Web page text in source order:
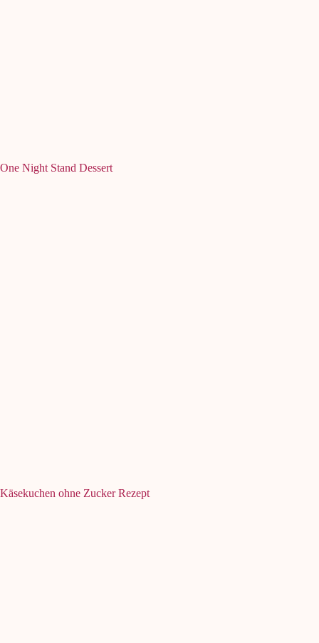
One Night Stand Dessert
Käsekuchen ohne Zucker Rezept